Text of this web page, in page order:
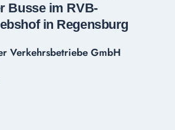
Busse im RVB-
in Regensburg
Verkehrsbetriebe GmbH